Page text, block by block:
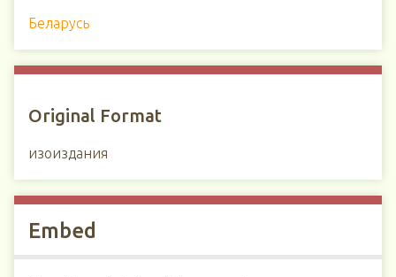
Беларусь
Original Format
изоиздания
Embed